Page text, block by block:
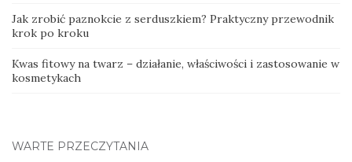
Jak zrobić paznokcie z serduszkiem? Praktyczny przewodnik
krok po kroku
Kwas fitowy na twarz – działanie, właściwości i zastosowanie w
kosmetykach
WARTE PRZECZYTANIA